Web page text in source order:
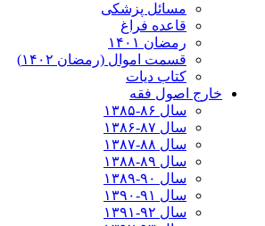
مسائل پزشکی
قاعده فراغ
رمضان ۱۴۰۱
قسمت اموال (رمضان ۱۴۰۲)
کتاب دیات
خارج اصول فقه
سال ۸۶-۱۳۸۵
سال ۸۷-۱۳۸۶
سال ۸۸-۱۳۸۷
سال ۸۹-۱۳۸۸
سال ۹۰-۱۳۸۹
سال ۹۱-۱۳۹۰
سال ۹۲-۱۳۹۱